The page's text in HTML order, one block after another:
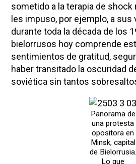
sometido a la terapia de shock
les impuso, por ejemplo, a
durante toda la década de los
bielorrusos hoy comprende
sentimientos de gratitud,
haber transitado la oscuridad
soviética sin tantos
Panorama de
una protesta
opositora en
Minsk, capital
de Bielorrusia.
Lo que